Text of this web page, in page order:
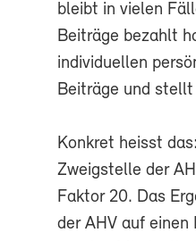
bleibt in vielen
Beiträge bezahlt
individuellen
Beiträge und stellt
Konkret heisst
Zweigstelle der
Faktor 20. Das
der AHV auf